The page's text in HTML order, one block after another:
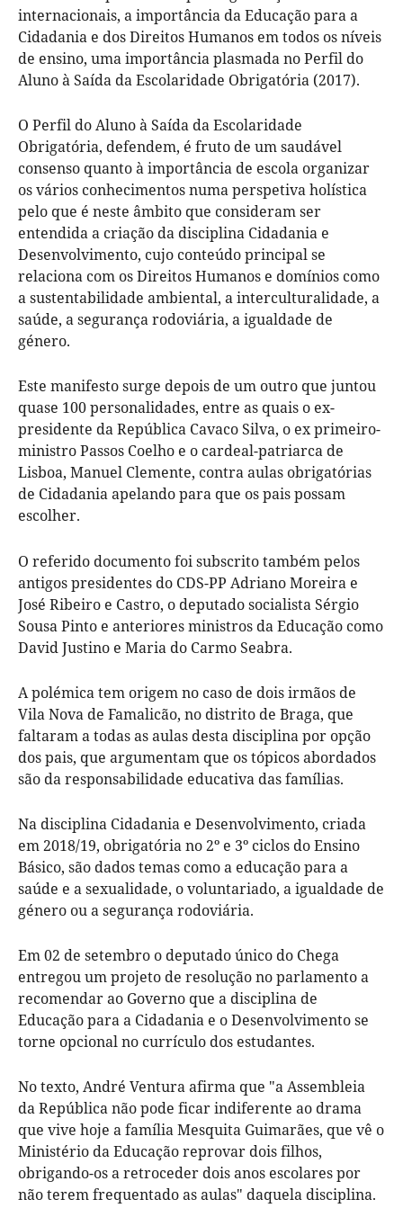
internacionais, a importância da Educação para a
Cidadania e dos Direitos Humanos em todos os níveis
de ensino, uma importância plasmada no Perfil do
Aluno à Saída da Escolaridade Obrigatória (2017).
O Perfil do Aluno à Saída da Escolaridade
Obrigatória, defendem, é fruto de um saudável
consenso quanto à importância de escola organizar
os vários conhecimentos numa perspetiva holística
pelo que é neste âmbito que consideram ser
entendida a criação da disciplina Cidadania e
Desenvolvimento, cujo conteúdo principal se
relaciona com os Direitos Humanos e domínios como
a sustentabilidade ambiental, a interculturalidade, a
saúde, a segurança rodoviária, a igualdade de
género.
Este manifesto surge depois de um outro que juntou
quase 100 personalidades, entre as quais o ex-
presidente da República Cavaco Silva, o ex primeiro-
ministro Passos Coelho e o cardeal-patriarca de
Lisboa, Manuel Clemente, contra aulas obrigatórias
de Cidadania apelando para que os pais possam
escolher.
O referido documento foi subscrito também pelos
antigos presidentes do CDS-PP Adriano Moreira e
José Ribeiro e Castro, o deputado socialista Sérgio
Sousa Pinto e anteriores ministros da Educação como
David Justino e Maria do Carmo Seabra.
A polémica tem origem no caso de dois irmãos de
Vila Nova de Famalicão, no distrito de Braga, que
faltaram a todas as aulas desta disciplina por opção
dos pais, que argumentam que os tópicos abordados
são da responsabilidade educativa das famílias.
Na disciplina Cidadania e Desenvolvimento, criada
em 2018/19, obrigatória no 2º e 3º ciclos do Ensino
Básico, são dados temas como a educação para a
saúde e a sexualidade, o voluntariado, a igualdade de
género ou a segurança rodoviária.
Em 02 de setembro o deputado único do Chega
entregou um projeto de resolução no parlamento a
recomendar ao Governo que a disciplina de
Educação para a Cidadania e o Desenvolvimento se
torne opcional no currículo dos estudantes.
No texto, André Ventura afirma que "a Assembleia
da República não pode ficar indiferente ao drama
que vive hoje a família Mesquita Guimarães, que vê o
Ministério da Educação reprovar dois filhos,
obrigando-os a retroceder dois anos escolares por
não terem frequentado as aulas" daquela disciplina.